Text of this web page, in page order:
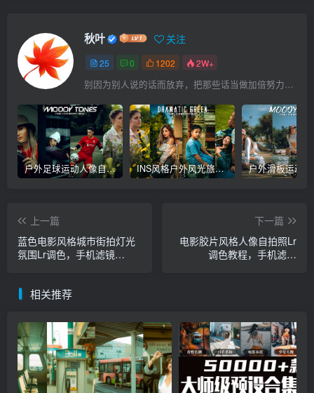
秋叶 关注
25 0 1202 2W+
别因为别人说的话而放弃，把那些话当做加倍努力的动力
户外足球运动人像自拍摄影后期Lr调色教程，手机滤镜PS+Lightroom预设下载！ INS风格户外风光旅拍人像自拍摄影Lr调色教程，手机滤镜PS+Lightroom预设下载！
上一篇
蓝色电影风格城市街拍灯光
氛围Lr调色，手机滤镜
下一篇
电影胶片风格人像自拍照Lr
调色教程，手机滤镜
相关推荐